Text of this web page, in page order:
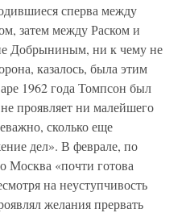
сперва между
затем между Раском и
Добрыниным, ни к чему не
казалось, была этим
1962 года Томпсон был
проявляет ни малейшего
сколько еще
дел». В феврале, по
Москва «почти готова
на неуступчивость
желания прервать